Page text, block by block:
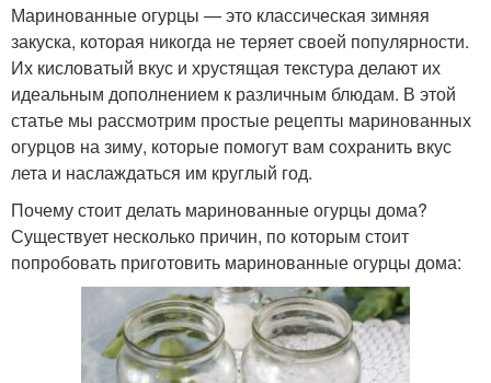
Маринованные огурцы — это классическая зимняя
закуска, которая никогда не теряет своей популярности.
Их кисловатый вкус и хрустящая текстура делают их
идеальным дополнением к различным блюдам. В этой
статье мы рассмотрим простые рецепты маринованных
огурцов на зиму, которые помогут вам сохранить вкус
лета и наслаждаться им круглый год.
Почему стоит делать маринованные огурцы дома?
Существует несколько причин, по которым стоит
попробовать приготовить маринованные огурцы дома: